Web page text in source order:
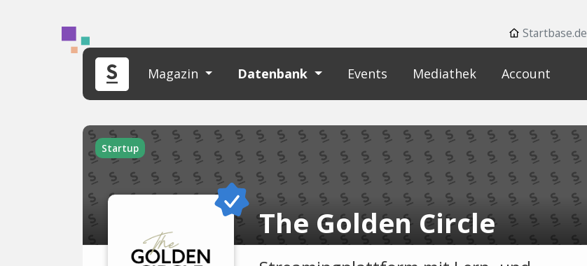
Startbase.de
Magazin Datenbank Events Mediathek Account
Startup
The Golden Circle